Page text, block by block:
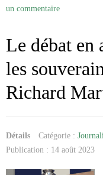
un commentaire
Le débat en
les
Richard
Détails Catégorie :
Publication : 14 août 2023